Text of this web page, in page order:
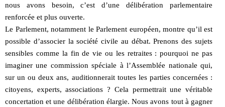
nous avons besoin, c’est d’une délibération parlementaire
renforcée et plus ouverte.
Le Parlement, notamment le Parlement européen, montre qu’il est
possible d’associer la société civile au débat. Prenons des sujets
sensibles comme la fin de vie ou les retraites : pourquoi ne pas
imaginer une commission spéciale à l’Assemblée nationale qui,
sur un ou deux ans, auditionnerait toutes les parties concernées :
citoyens, experts, associations ? Cela permettrait une véritable
concertation et une délibération élargie. Nous avons tout à gagner